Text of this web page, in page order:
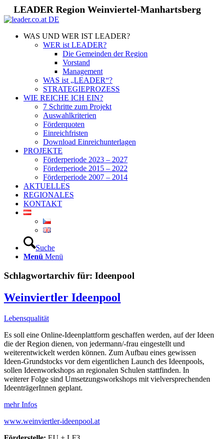
LEADER Region Weinviertel-Manhartsberg
WAS UND WER IST LEADER?
WER ist LEADER?
Die Gemeinden der Region
Vorstand
Management
WAS ist „LEADER“?
STRATEGIEPROZESS
WIE REICHE ICH EIN?
7 Schritte zum Projekt
Auswahlkriterien
Förderquoten
Einreichfristen
Download Einreichunterlagen
PROJEKTE
Förderperiode 2023 – 2027
Förderperiode 2015 – 2022
Förderperiode 2007 – 2014
AKTUELLES
REGIONALES
KONTAKT
Suche
Menü Menü
Schlagwortarchiv für: Ideenpool
Weinviertler Ideenpool
Lebensqualität
Es soll eine Online-Ideenplattform geschaffen werden, auf der Ideen
die der Region dienen, von jedermann/-frau eingestellt und
weiterentwickelt werden können. Zum Aufbau eines gewissen
Ideen-Grundstocks vor dem eigentlichen Launch des Ideenpools,
sollen Ideenworkshops an regionalen Schulen stattfinden. In
weiterer Folge sind Umsetzungsworkshops mit vielversprechenden
IdeenträgerInnen geplant.
mehr Infos
www.weinviertler-ideenpool.at